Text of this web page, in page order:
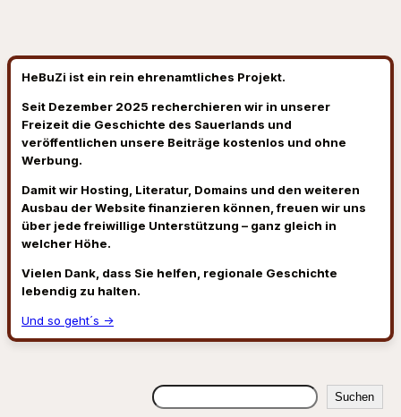
HeBuZi ist ein rein ehrenamtliches Projekt.
Seit Dezember 2025 recherchieren wir in unserer
Freizeit die Geschichte des Sauerlands und
veröffentlichen unsere Beiträge kostenlos und ohne
Werbung.
Damit wir Hosting, Literatur, Domains und den weiteren
Ausbau der Website finanzieren können, freuen wir uns
über jede freiwillige Unterstützung – ganz gleich in
welcher Höhe.
Vielen Dank, dass Sie helfen, regionale Geschichte
lebendig zu halten.
Und so geht´s →
Suchen